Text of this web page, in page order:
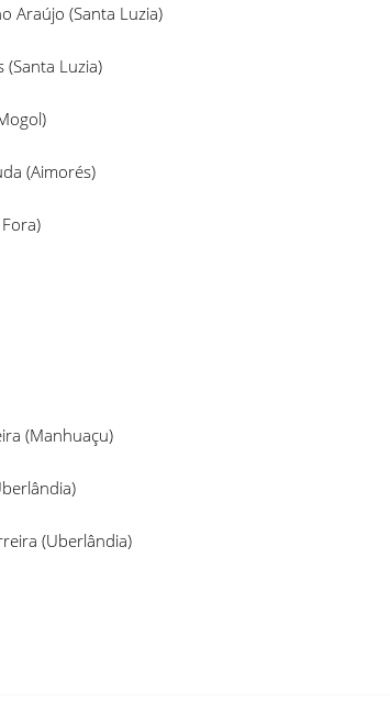
Araújo (Santa Luzia)
Luzia)
(Grão Mogol)
(Aimorés)
(Juiz de Fora)
Horizonte)
(Manhuaçu)
(Uberlândia)
(Uberlândia)